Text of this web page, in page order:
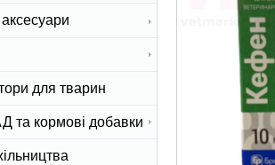
для тварин
та кормові добавки